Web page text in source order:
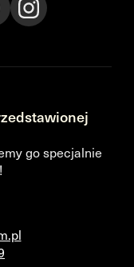
go specjalnie